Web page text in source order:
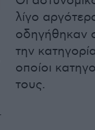
λίγο
οδηγήθηκαν
την
οποίοι
τους.